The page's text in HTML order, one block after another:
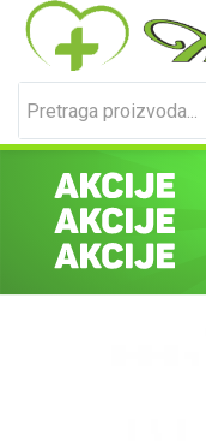
Unesite svoje